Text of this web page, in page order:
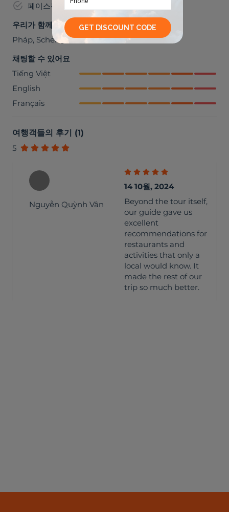
페이스북
우리가 함께 갈 수 있는 곳들
Pháp, Schengen
채팅할 수 있어요
Tiếng Việt
English
Français
여행객들의 후기 (1)
5
Nguyễn Quỳnh Vân
14 10월, 2024
Beyond the tour itself,
our guide gave us
excellent
recommendations for
restaurants and
activities that only a
local would know. It
made the rest of our
trip so much better.